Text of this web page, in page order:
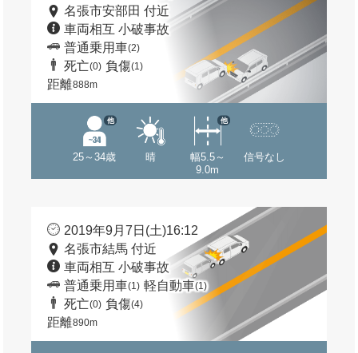
名張市安部田 付近
車両相互 小破事故
普通乗用車(2)
死亡(0) 負傷(1)
距離888m
25～34歳
他
晴
幅5.5～
9.0m
他
信号なし
2019年9月7日(土)16:12
名張市結馬 付近
車両相互 小破事故
普通乗用車(1) 軽自動車(1)
死亡(0) 負傷(4)
距離890m